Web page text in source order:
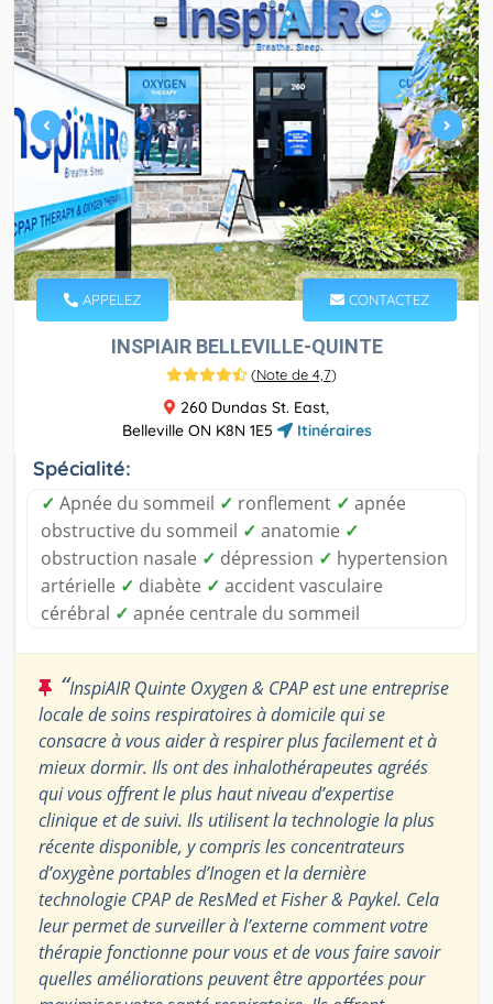
APPELEZ CONTACTEZ
INSPIAIR BELLEVILLE-QUINTE
(Note de 4,7)
260 Dundas St. East,
Belleville ON K8N 1E5
Itinéraires
Spécialité:
✓ Apnée du sommeil ✓ ronflement ✓ apnée
obstructive du sommeil ✓ anatomie ✓
obstruction nasale ✓ dépression ✓ hypertension
artérielle ✓ diabète ✓ accident vasculaire
cérébral ✓ apnée centrale du sommeil
“InspiAIR Quinte Oxygen & CPAP est une entreprise
locale de soins respiratoires à domicile qui se
consacre à vous aider à respirer plus facilement et à
mieux dormir. Ils ont des inhalothérapeutes agréés
qui vous offrent le plus haut niveau d’expertise
clinique et de suivi. Ils utilisent la technologie la plus
récente disponible, y compris les concentrateurs
d’oxygène portables d’Inogen et la dernière
technologie CPAP de ResMed et Fisher & Paykel. Cela
leur permet de surveiller à l’externe comment votre
thérapie fonctionne pour vous et de vous faire savoir
quelles améliorations peuvent être apportées pour